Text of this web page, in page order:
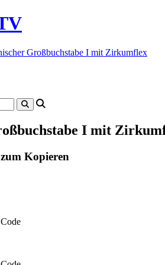
Großbuchstabe I mit Zirkumflex
I mit
Kopieren